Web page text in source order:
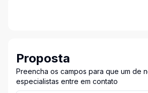
Proposta
Preencha os campos para que um de
especialistas entre em contato